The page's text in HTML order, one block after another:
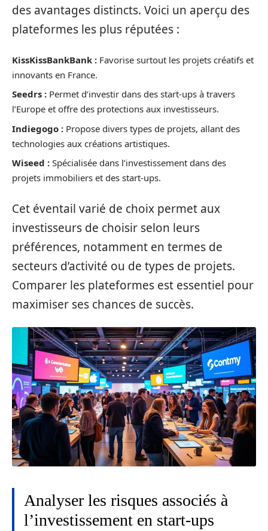
des avantages distincts. Voici un aperçu des
plateformes les plus réputées :
KissKissBankBank : Favorise surtout les projets créatifs et
innovants en France.
Seedrs : Permet d’investir dans des start-ups à travers
l’Europe et offre des protections aux investisseurs.
Indiegogo : Propose divers types de projets, allant des
technologies aux créations artistiques.
Wiseed : Spécialisée dans l’investissement dans des
projets immobiliers et des start-ups.
Cet éventail varié de choix permet aux
investisseurs de choisir selon leurs
préférences, notamment en termes de
secteurs d’activité ou de types de projets.
Comparer les plateformes est essentiel pour
maximiser ses chances de succès.
Analyser les risques associés à
l’investissement en start-ups